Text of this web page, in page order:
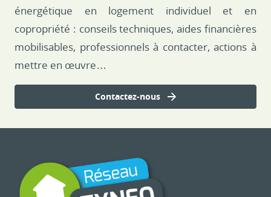
énergétique en logement individuel et en
copropriété : conseils techniques, aides financières
mobilisables, professionnels à contacter, actions à
mettre en œuvre…
Contactez-nous